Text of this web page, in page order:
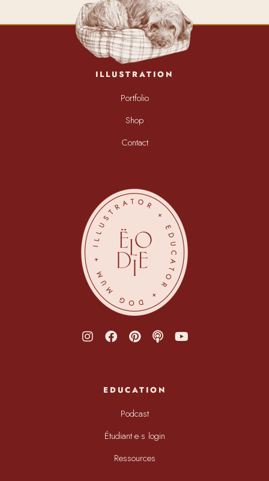
ILLUSTRATION
Portfolio
Shop
Contact
EDUCATION
Podcast
Étudiant·e·s login
Ressources